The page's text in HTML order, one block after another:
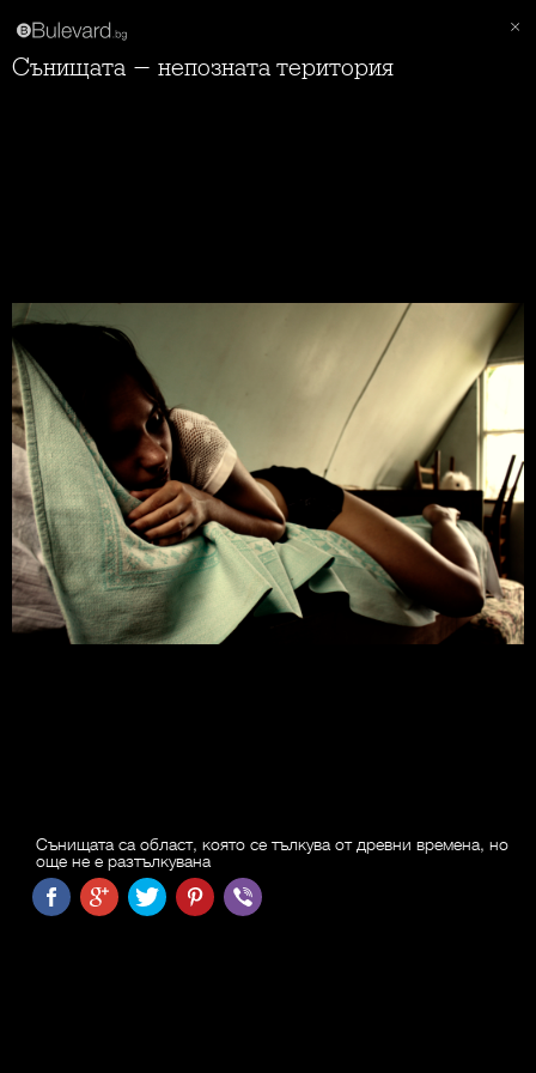
Сънищата - непозната територия
Сънищата са област, която се тълкува от древни времена, но
още не е разтълкувана